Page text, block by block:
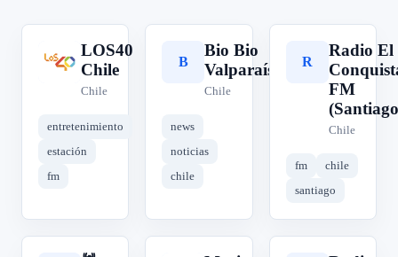
L
LOS40
Chile
Chile
entretenimiento
estación
fm
B
Bio Bio
Valparaíso
Chile
news
noticias
chile
R
Radio El
FM
Chile
fm
chile
santiago